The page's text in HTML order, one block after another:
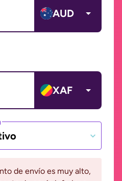
AUD
XAF
de envío es muy alto,